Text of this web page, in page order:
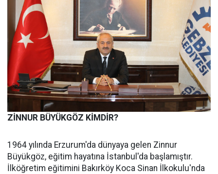
ZİNNUR BÜYÜKGÖZ KİMDİR?
1964 yılında Erzurum'da dünyaya gelen Zinnur
Büyükgöz, eğitim hayatına İstanbul'da başlamıştır.
İlköğretim eğitimini Bakırköy Koca Sinan İlkokulu'nda